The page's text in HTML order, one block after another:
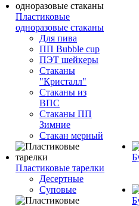
Пластиковые
одноразовые стаканы
Для пива
ПП Bubble cup
ПЭТ шейкеры
Стаканы
"Кристалл"
Стаканы из
ВПС
Стаканы ПП
Зимние
Стакан мерный
Пластиковые тарелки
Десертные
Суповые